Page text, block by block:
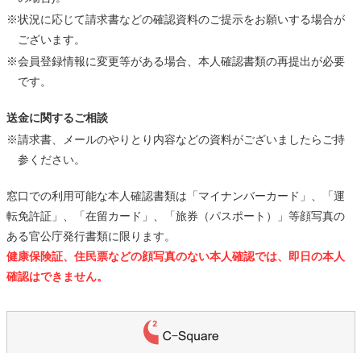
※状況に応じて請求書などの確認資料のご提示をお願いする場合が
ございます。
※会員登録情報に変更等がある場合、本人確認書類の再提出が必要
です。
送金に関するご相談
※請求書、メールのやりとり内容などの資料がございましたらご持
参ください。
窓口での利用可能な本人確認書類は「マイナンバーカード」、「運
転免許証」、「在留カード」、「旅券（パスポート）」等顔写真の
ある官公庁発行書類に限ります。
健康保険証、住民票などの顔写真のない本人確認では、即日の本人
確認はできません。